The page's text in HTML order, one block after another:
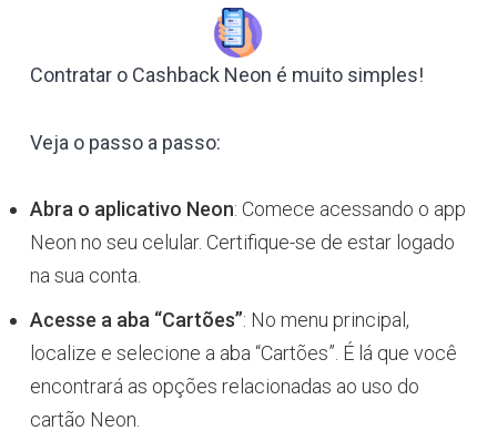
Contratar o Cashback Neon é muito simples!
Veja o passo a passo:
Abra o aplicativo Neon: Comece acessando o app
Neon no seu celular. Certifique-se de estar logado
na sua conta.
Acesse a aba “Cartões”: No menu principal,
localize e selecione a aba “Cartões”. É lá que você
encontrará as opções relacionadas ao uso do
cartão Neon.